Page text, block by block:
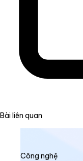
Bài liên quan
Công nghệ